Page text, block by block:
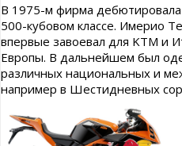
В 1975-м фирма дебютировала
500-кубовом классе. Имерио
впервые завоевал для KTM и
Европы. В дальнейшем был
различных национальных и
например в Шестидневных